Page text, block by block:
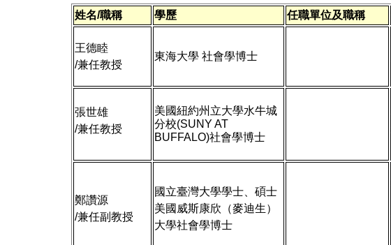
姓名/職稱 學歷 任職單位及職稱
王德睦
/兼任教授
東海大學 社會學博士
張世雄
/兼任教授
美國紐約州立大學水牛城
分校(SUNY AT
BUFFALO)社會學博士
鄭讚源
/兼任副教授
國立臺灣大學學士、碩士
美國威斯康欣（麥迪生）
大學社會學博士